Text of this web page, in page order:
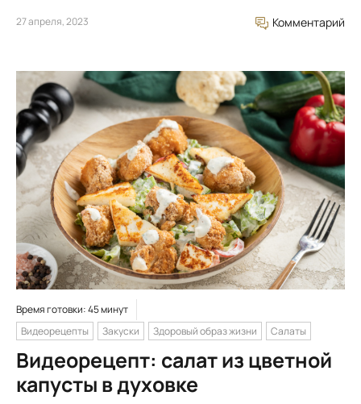
27 апреля, 2023 Комментарий
Время готовки: 45 минут
Видеорецепты
Закуски Здоровый образ жизни Салаты
Видеорецепт: салат из цветной
капусты в духовке